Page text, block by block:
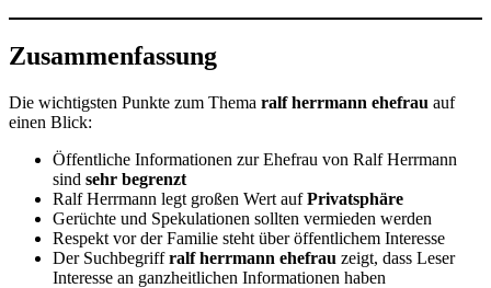
Zusammenfassung
Die wichtigsten Punkte zum Thema ralf herrmann ehefrau auf
einen Blick:
Öffentliche Informationen zur Ehefrau von Ralf Herrmann
sind sehr begrenzt
Ralf Herrmann legt großen Wert aufPrivatsphäre
Gerüchte und Spekulationen sollten vermieden werden
Respekt vor der Familie steht über öffentlichem Interesse
Der Suchbegriffralf herrmann ehefrau zeigt, dass Leser
Interesse an ganzheitlichen Informationen haben